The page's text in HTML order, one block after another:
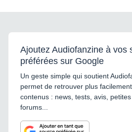
Ajoutez Audiofanzine à vos
préférées sur Google
Un geste simple qui soutient
permet de retrouver plus
contenus : news, tests, avis, petites
forums...